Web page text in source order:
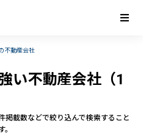
不動産会社
い不動産会社（1
掲載数などで絞り込んで検索すること